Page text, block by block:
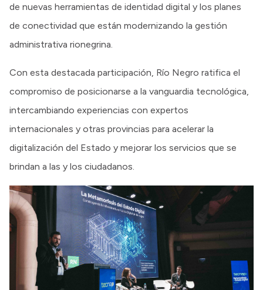
de nuevas herramientas de identidad digital y los planes
de conectividad que están modernizando la gestión
administrativa rionegrina.
Con esta destacada participación, Río Negro ratifica el
compromiso de posicionarse a la vanguardia tecnológica,
intercambiando experiencias con expertos
internacionales y otras provincias para acelerar la
digitalización del Estado y mejorar los servicios que se
brindan a las y los ciudadanos.